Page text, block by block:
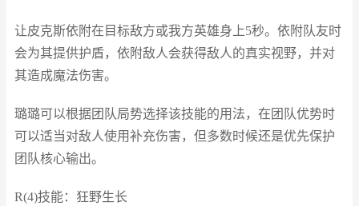
让皮克斯依附在目标敌方或我方英雄身上5秒。依附队友时
会为其提供护盾，依附敌人会获得敌人的真实视野，并对
其造成魔法伤害。
璐璐可以根据团队局势选择该技能的用法，在团队优势时
可以适当对敌人使用补充伤害，但多数时候还是优先保护
团队核心输出。
R(4)技能：狂野生长